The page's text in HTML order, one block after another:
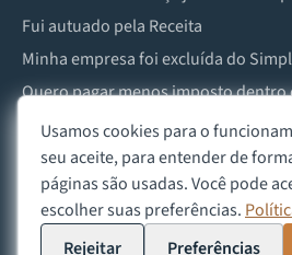
Fui autuado pela Receita
Minha empresa foi excluída do
Quero pagar menos imposto dentro
Preciso lidar com imposto de
2026Advocacia Custódio
Política de Privacidade Política de Cookies
Usamos cookies para o
seu aceite, para entender de
páginas são usadas. Você pode
escolher suas preferências.
Rejeitar
Preferências